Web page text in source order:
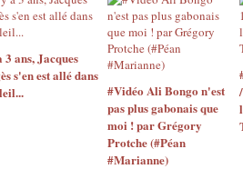
ans, Jacques
s'en est allé dans
#Vidéo Ali Bongo n'est
pas plus gabonais que
moi ! par Grégory
Protche (#Péan
#Marianne)